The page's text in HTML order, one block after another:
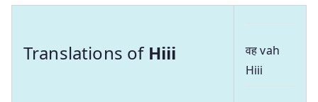
Translations of Hiii
वह vah
Hiii